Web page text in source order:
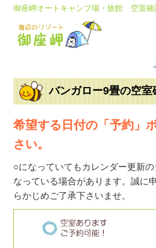
御座岬オートキャンプ場・旅館 空室確
バンガロー9畳の空室
希望する日付の「予約」
さい。
○になっていてもカレンダー更新
なっている場合があります。誠に
らかじめご了承下さいませ。